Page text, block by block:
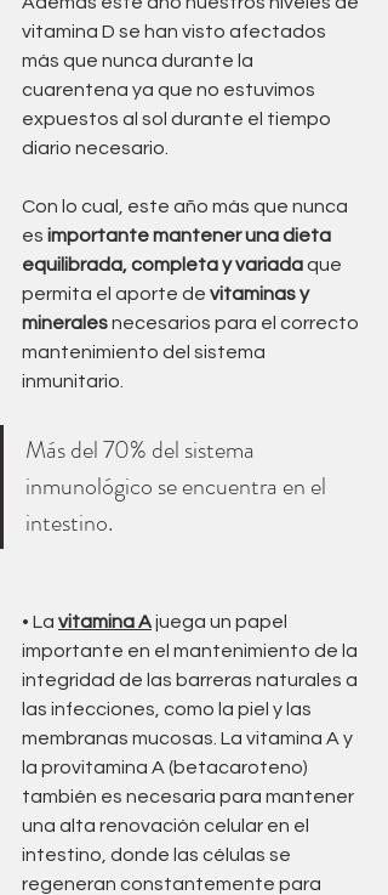
vitamina D se han visto afectados
más que nunca durante la
cuarentena ya que no estuvimos
expuestos al sol durante el tiempo
diario necesario.
Con lo cual, este año más que nunca
es importante mantener una dieta
equilibrada, completa y variada que
permita el aporte de vitaminas y
minerales necesarios para el correcto
mantenimiento del sistema
inmunitario.
Más del 70% del sistema
inmunológico se encuentra en el
intestino.
• La vitamina A juega un papel
importante en el mantenimiento de la
integridad de las barreras naturales a
las infecciones, como la piel y las
membranas mucosas. La vitamina A y
la provitamina A (betacaroteno)
también es necesaria para mantener
una alta renovación celular en el
intestino, donde las células se
regeneran constantemente para